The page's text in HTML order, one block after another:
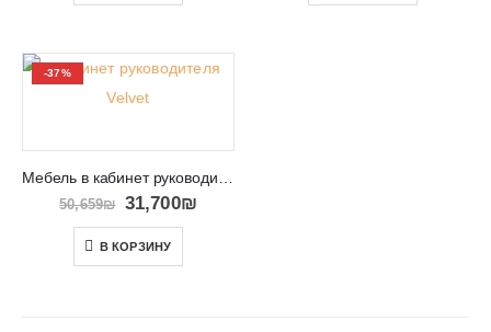
-37%
50,659₪ 31,700₪
В КОРЗИНУ